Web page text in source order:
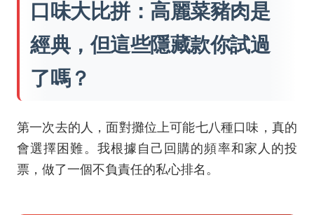
口味大比拼：高麗菜豬肉是
經典，但這些隱藏款你試過
了嗎？
第一次去的人，面對攤位上可能七八種口味，真的
會選擇困難。我根據自己回購的頻率和家人的投
票，做了一個不負責任的私心排名。